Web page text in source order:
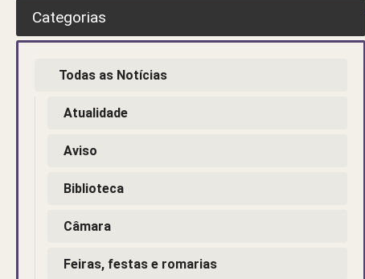
Categorias
Todas as Notícias
Atualidade
Aviso
Biblioteca
Câmara
Feiras, festas e romarias